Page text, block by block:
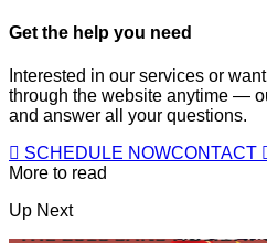
Get the help you need
Interested in our services or
through the website anytime —
and answer all your questions.
SCHEDULE NOWCONTACT
More to read
Up Next